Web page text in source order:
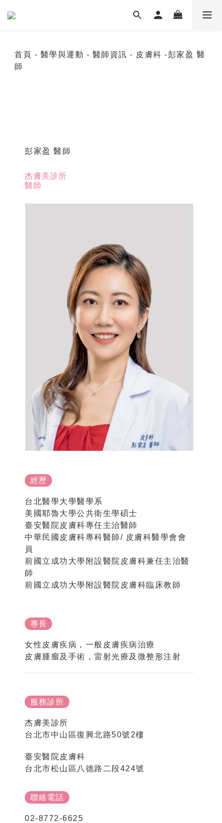
首頁 - 醫學與運動 - 醫師資訊 - 皮膚科 -彭家盈 醫
師
彭家盈 醫師
杰膚美診所
醫師
經歷
台北醫學大學醫學系
美國耶魯大學公共衛生學碩士
臺安醫院皮膚科專任主治醫師
中華民國皮膚科專科醫師/ 皮膚科醫學會會
員
前國立成功大學附設醫院皮膚科兼任主治醫
師
前國立成功大學附設醫院皮膚科臨床教師
專長
女性皮膚疾病，一般皮膚疾病治療
皮膚腫瘤及手術，雷射光療及微整形注射
服務診所
杰膚美診所
台北市中山區復興北路50號2樓
臺安醫院皮膚科
台北市松山區八德路二段424號
聯絡電話
02-8772-6625